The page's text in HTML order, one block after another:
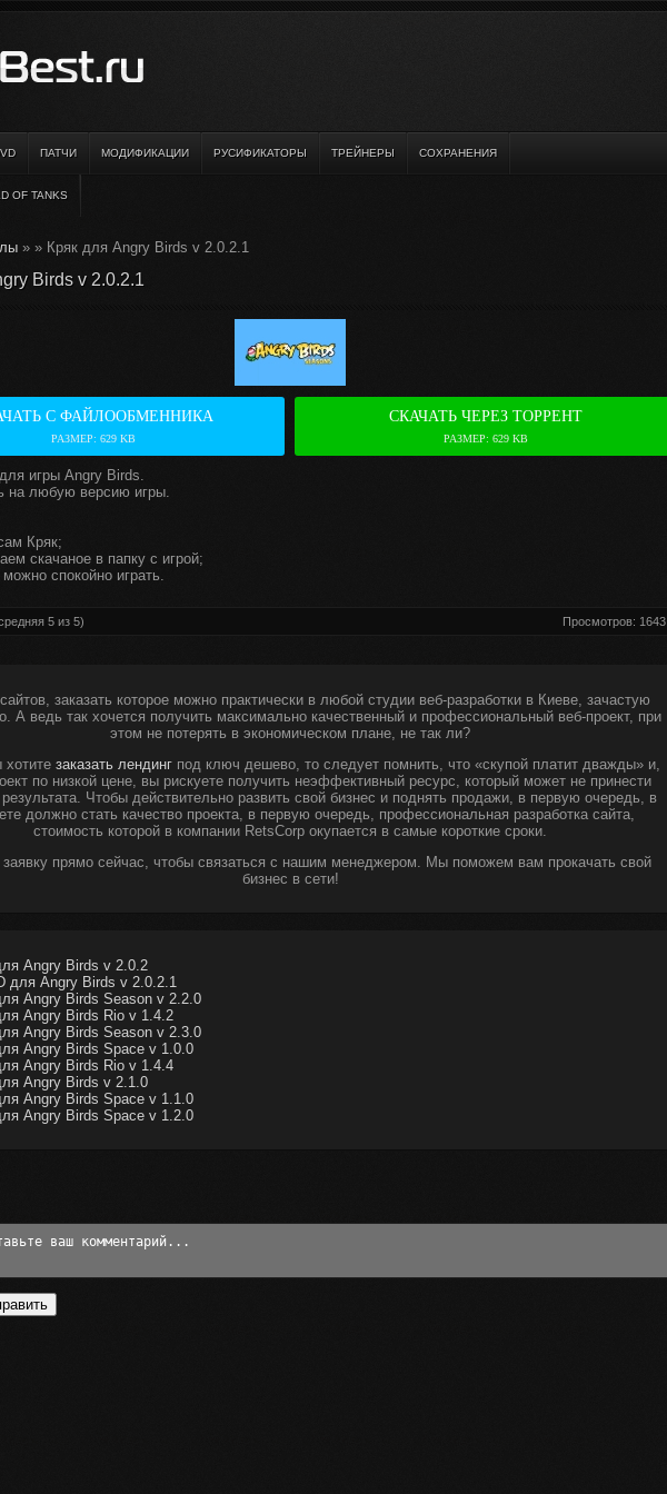
ПАТЧИ МОДИФИКАЦИИ РУСИФИКАТОРЫ ТРЕЙНЕРЫ СОХРАНЕНИЯ
OF TANKS
» » Кряк для Angry Birds v 2.0.2.1
Birds v 2.0.2.1
С ФАЙЛООБМЕННИКА
РАЗМЕР: 629 KB
СКАЧАТЬ ЧЕРЕЗ ТОРРЕНТ
РАЗМЕР: 629 KB
игры Angry Birds.
на любую версию игры.
Кряк;
скачаное в папку с игрой;
спокойно играть.
Просмотров: 1643
5 из 5)
заказать которое можно практически в любой студии веб-разработки в Киеве, зачастую
А ведь так хочется получить максимально качественный и профессиональный веб-проект, при
этом не потерять в экономическом плане, не так ли?
заказать лендингпод ключ дешево, то следует помнить, что «скупой платит дважды» и,
по низкой цене, вы рискуете получить неэффективный ресурс, который может не принести
Чтобы действительно развить свой бизнес и поднять продажи, в первую очередь, в
должно стать качество проекта, в первую очередь, профессиональная разработка сайта,
стоимость которой в компании RetsCorp окупается в самые короткие сроки.
заявку прямо сейчас, чтобы связаться с нашим менеджером. Мы поможем вам прокачать свой
бизнес в сети!
Angry Birds v 2.0.2
для Angry Birds v 2.0.2.1
Angry Birds Season v 2.2.0
Angry Birds Rio v 1.4.2
Angry Birds Season v 2.3.0
Angry Birds Space v 1.0.0
Angry Birds Rio v 1.4.4
Angry Birds v 2.1.0
Angry Birds Space v 1.1.0
Angry Birds Space v 1.2.0